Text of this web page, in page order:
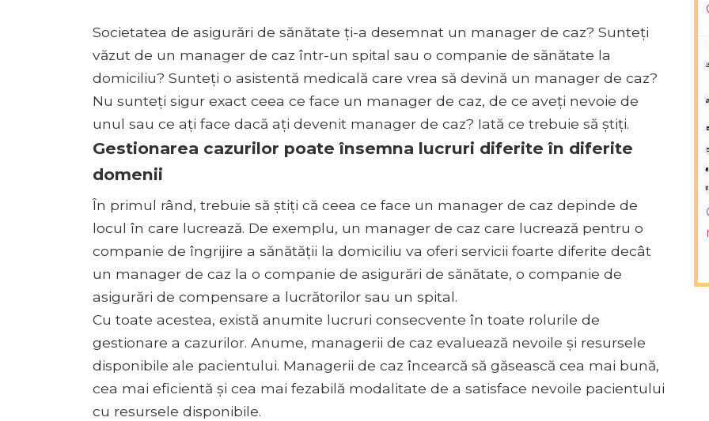
Societatea de asigurări de sănătate ți-a desemnat un manager de caz? Sunteți
văzut de un manager de caz într-un spital sau o companie de sănătate la
domiciliu? Sunteți o asistentă medicală care vrea să devină un manager de caz?
Nu sunteți sigur exact ceea ce face un manager de caz, de ce aveți nevoie de
unul sau ce ați face dacă ați devenit manager de caz? Iată ce trebuie să știți.
Gestionarea cazurilor poate însemna lucruri diferite în diferite
domenii
În primul rând, trebuie să știți că ceea ce face un manager de caz depinde de
locul în care lucrează. De exemplu, un manager de caz care lucrează pentru o
companie de îngrijire a sănătății la domiciliu va oferi servicii foarte diferite decât
un manager de caz la o companie de asigurări de sănătate, o companie de
asigurări de compensare a lucrătorilor sau un spital.
Cu toate acestea, există anumite lucruri consecvente în toate rolurile de
gestionare a cazurilor. Anume, managerii de caz evaluează nevoile și resursele
disponibile ale pacientului. Managerii de caz încearcă să găsească cea mai bună,
cea mai eficientă și cea mai fezabilă modalitate de a satisface nevoile pacientului
cu resursele disponibile.